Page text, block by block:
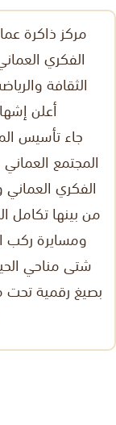
مركز ذاكرة
الفكري
الثقافة
أعلن إشهارها
جاء تأسيس
المجتمع
الفكري العماني
من بينها تكامل
ومسايرة ركب
شتى مناحي
بصيغ رقمية تحت